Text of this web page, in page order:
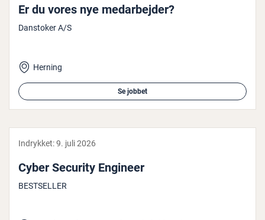
Er du vores nye me­d­ar­bej­der?
Danstoker A/S
Herning
Se jobbet
Indrykket:9. juli 2026
Cyber Security Engineer
BESTSELLER